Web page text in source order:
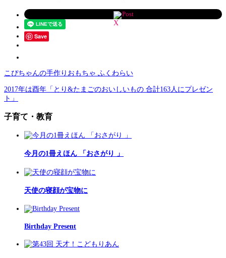
Post
Save
こぴちゃんの手作りおもちゃ ふくわらい
2017年は酉年「とり&たまごのおいしいもの 合計163人にプレゼン
ト」
子育て・教育
今月の1冊えほん 「おさがり 」
天使の寝顔が宝物に
Birthday Present